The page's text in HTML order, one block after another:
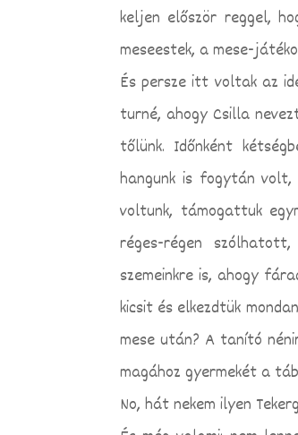
keljen először reggel,
meseestek, a mese-
És persze itt voltak az
turné, ahogy Csilla
tőlünk. Időnként
hangunk is fogytán
voltunk, támogattuk
réges-régen
szemeinkre is, ahogy
kicsit és elkezdtük
mese után? A tanító
magához gyermekét a
No, hát nekem ilyen